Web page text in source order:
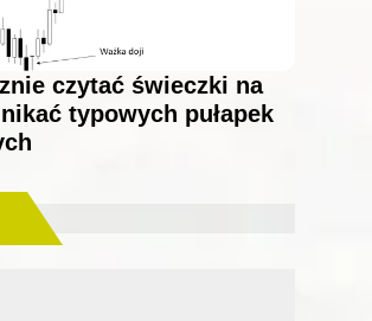
czytać świeczki na
typowych pułapek